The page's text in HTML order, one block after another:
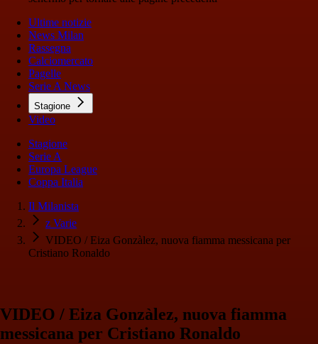
Ultime notizie
News Milan
Rassegna
Calciomercato
Pagelle
Serie A News
Stagione
Video
Stagione
Serie A
Europa League
Coppa Italia
Il Milanista
z Varie
VIDEO / Eiza Gonzàlez, nuova fiamma messicana per
Cristiano Ronaldo
VIDEO / Eiza Gonzàlez, nuova fiamma
messicana per Cristiano Ronaldo